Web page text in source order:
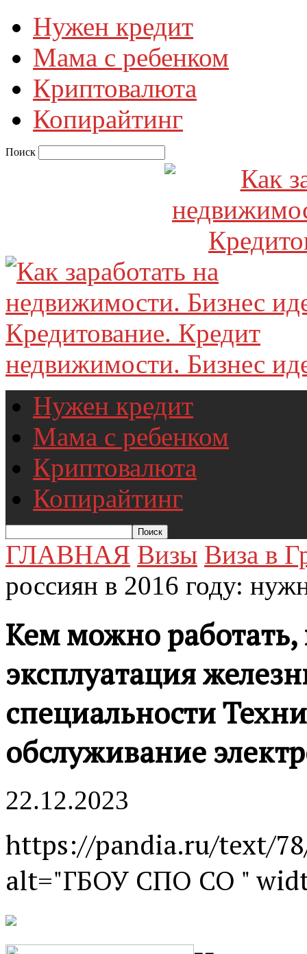
Нужен кредит
Мама с ребенком
Криптовалюта
Копирайтинг
Поиск
недвижимости. Бизнес
Нужен кредит
Мама с ребенком
Криптовалюта
Копирайтинг
ГЛАВНАЯ Визы Виза в
россиян в 2016 году:
Кем можно работать,
эксплуатация
специальности
обслуживание
22.12.2023
https://pandia.ru/text/
alt="ГБОУ СПО СО "